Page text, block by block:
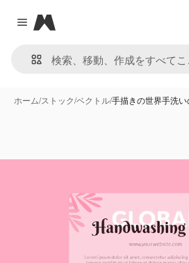
Close menu
Magnific
ホーム/ストック/ベクトル/手描きの世界手洗